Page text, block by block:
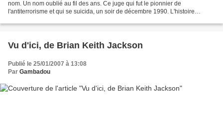
nom. Un nom oublié au fil des ans. Ce juge qui fut le pionnier de
l'antiterrorisme et qui se suicida, un soir de décembre 1990. L'histoire
Vu d'ici, de Brian Keith Jackson
Publié le 25/01/2007 à 13:08
Par Gambadou